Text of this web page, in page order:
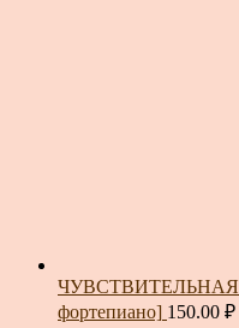
ЧУВСТВИТЕЛЬНАЯ
фортепиано] 150.00 ₽